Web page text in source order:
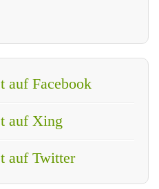
auf Facebook
auf Xing
auf Twitter